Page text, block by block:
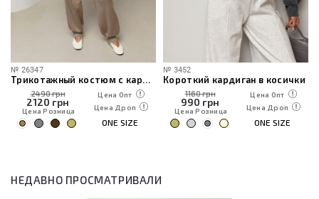
№ 26347
Трикотажный костюм с кардиганом, топом и брюками
2490 грн
2120 грн
Цена Розница
Цена Опт
Цена Дроп
ONE SIZE
№ 3452
Короткий кардиган в косички
1160 грн
990 грн
Цена Розница
Цена Опт
Цена Дроп
ONE SIZE
НЕДАВНО ПРОСМАТРИВАЛИ